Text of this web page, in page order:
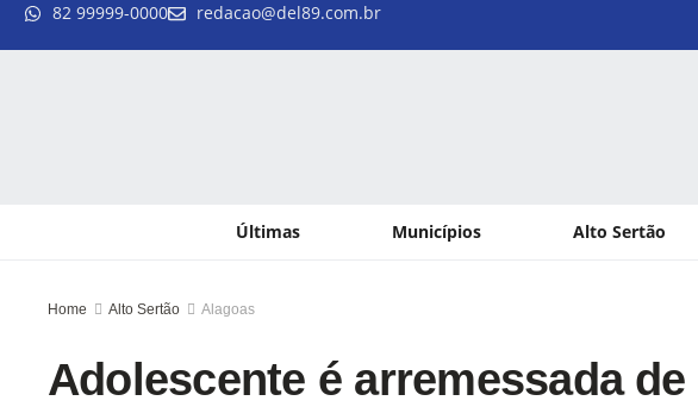
82 99999-0000 redacao@del89.com.br
Últimas Municípios Alto Sertão
Home Alto Sertão Alagoas
Adolescente é arremessada